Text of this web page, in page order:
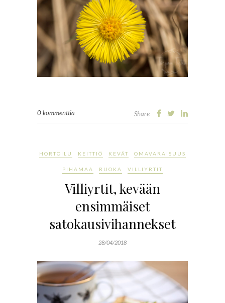
0 kommenttia Share
HORTOILU KEITTIÖ KEVÄT OMAVARAISUUS
PIHAMAA RUOKA VILLIYRTIT
Villiyrtit, kevään
ensimmäiset
satokausivihannekset
28/04/2018